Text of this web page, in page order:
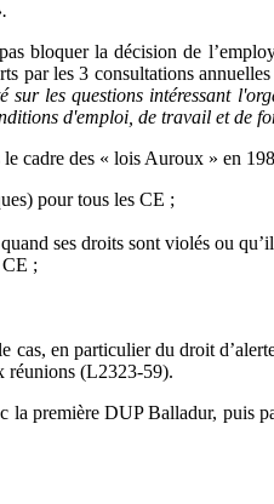
bloquer la décision de
par les 3 consultations
sur les questions intéressant
d'emploi, de travail et de
cadre des « lois Auroux » en
pour tous les CE ;
ses droits sont violés ou
;
cas, en particulier du droit
réunions (L2323-59).
la première DUP Balladur, puis